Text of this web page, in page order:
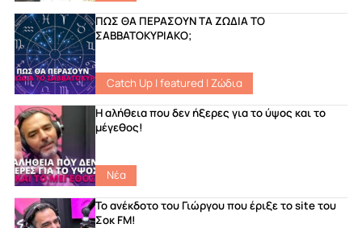
ΠΩΣ ΘΑ ΠΕΡΑΣΟΥΝ ΤΑ ΖΩΔΙΑ ΤΟ
ΣΑΒΒΑΤΟΚΥΡΙΑΚΟ;
Catch Up|featured | Ζώδια
Η αλήθεια που δεν ήξερες για το ύψος και το
μέγεθος!
Νέα
Το ανέκδοτο του Γιώργου που έριξε το site του
Σοκ FM!